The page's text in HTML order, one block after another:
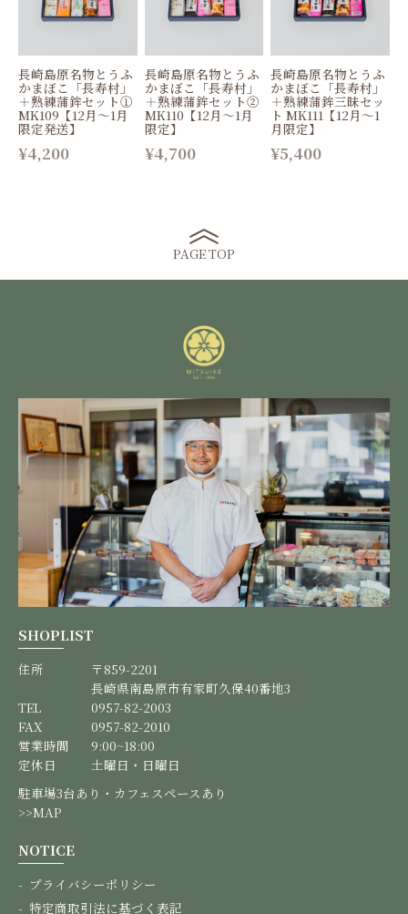
長崎島原名物とうふ
かまぼこ「長寿村」
＋熟練蒲鉾セット①
MK109【12月〜1月
限定発送】
¥4,200
長崎島原名物とうふ
かまぼこ「長寿村」
＋熟練蒲鉾セット②
MK110【12月〜1月
限定】
¥4,700
長崎島原名物とうふ
かまぼこ「長寿村」
＋熟練蒲鉾三昧セッ
ト MK111【12月〜1
月限定】
¥5,400
PAGE TOP
SHOPLIST
住所
〒859-2201
長崎県南島原市有家町久保40番地3
TEL
0957-82-2003
FAX
0957-82-2010
営業時間
9:00~18:00
定休日
土曜日・日曜日
駐車場3台あり・カフェスペースあり
>>MAP
NOTICE
プライバシーポリシー
特定商取引法に基づく表記